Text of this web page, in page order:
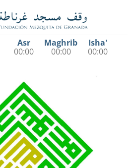
Asr
00:00
Maghrib
00:00
Isha'
00:00